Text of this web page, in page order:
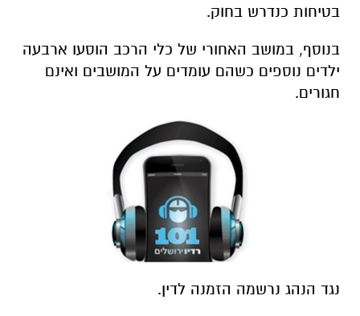
בטיחות כנדרש בחוק.
בנוסף, במושב האחורי של כלי הרכב הוסעו ארבעה
ילדים נוספים כשהם עומדים על המושבים ואינם
חגורים.
נגד הנהג נרשמה הזמנה לדין.